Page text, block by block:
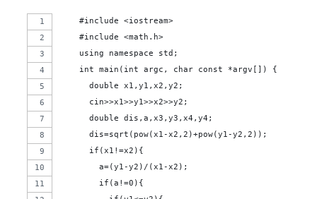
    #include <iostream>
    #include <math.h>
    using namespace std;
    int main(int argc, char const *argv[]) {
      double x1,y1,x2,y2;
      cin>>x1>>y1>>x2>>y2;
      double dis,a,x3,y3,x4,y4;
      dis=sqrt(pow(x1-x2,2)+pow(y1-y2,2));
      if(x1!=x2){
        a=(y1-y2)/(x1-x2);
        if(a!=0){